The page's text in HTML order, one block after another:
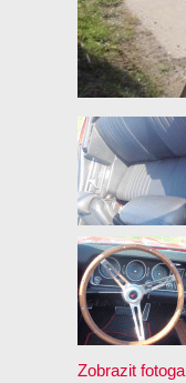
Zobrazit